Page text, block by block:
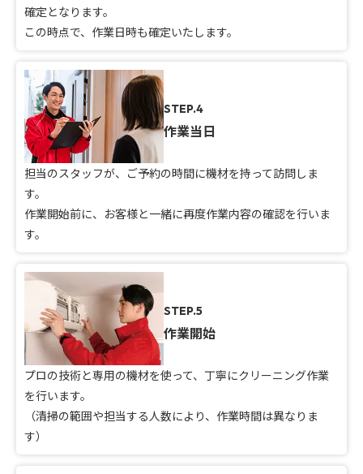
確定となります。
この時点で、作業日時も確定いたします。
STEP.4
作業当日
担当のスタッフが、ご予約の時間に機材を持って訪問しま
す。
作業開始前に、お客様と一緒に再度作業内容の確認を行いま
す。
STEP.5
作業開始
プロの技術と専用の機材を使って、丁寧にクリーニング作業
を行います。
（清掃の範囲や担当する人数により、作業時間は異なりま
す）